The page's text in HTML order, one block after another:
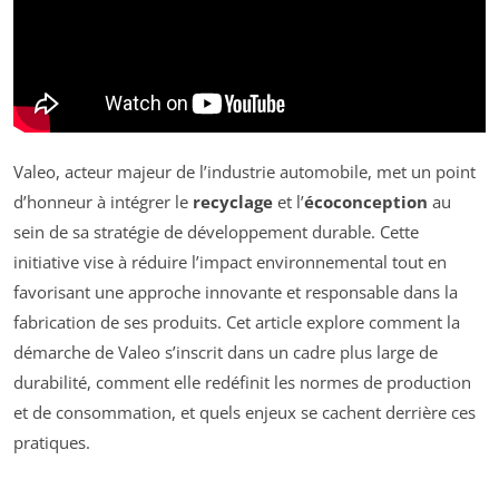
Valeo, acteur majeur de l’industrie automobile, met un point
d’honneur à intégrer le recyclage et l’écoconception au
sein de sa stratégie de développement durable. Cette
initiative vise à réduire l’impact environnemental tout en
favorisant une approche innovante et responsable dans la
fabrication de ses produits. Cet article explore comment la
démarche de Valeo s’inscrit dans un cadre plus large de
durabilité, comment elle redéfinit les normes de production
et de consommation, et quels enjeux se cachent derrière ces
pratiques.